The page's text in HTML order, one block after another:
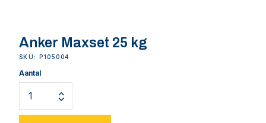
Anker Maxset 25 kg
SKU: P105004
Aantal